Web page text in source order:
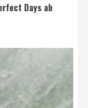
Days ab